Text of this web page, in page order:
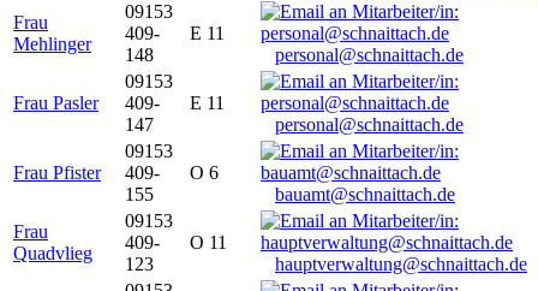
Frau
Mehlinger
09153
409-
148
E 11
personal@schnaittach.de
Frau Pasler
09153
409-
147
E 11
personal@schnaittach.de
Frau Pfister
09153
409-
155
O 6
bauamt@schnaittach.de
Frau
Quadvlieg
09153
409-
123
O 11
hauptverwaltung@schnaittach.de